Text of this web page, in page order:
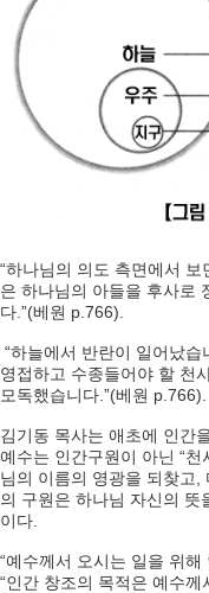
“하나님의 의도 측면에서
은 하나님의 아들을 후사로
다.”(베원 p.766).
“하늘에서 반란이 일어났
영접하고 수종들어야 할 천
모독했습니다.”(베원 p.766).
김기동 목사는 애초에 인간
예수는 인간구원이 아닌 “
님의 이름의 영광을 되찾고
의 구원은 하나님 자신의 뜻
이다.
“예수께서 오시는 일을 위
“인간 창조의 목적은 예수께